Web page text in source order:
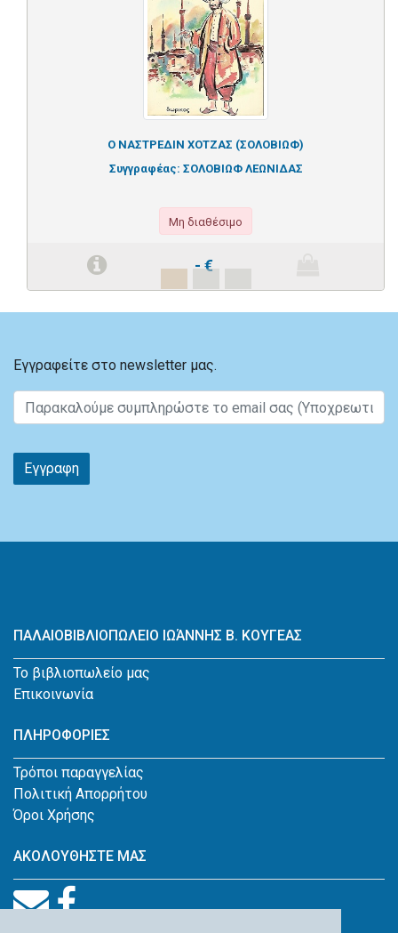
Ο ΝΑΣΤΡΕΔΙΝ ΧΟΤΖΑΣ (ΣΟΛΟΒΙΩΦ)
Συγγραφέας: ΣΟΛΟΒΙΩΦ ΛΕΩΝΙΔΑΣ
Μη διαθέσιμο
- €
Εγγραφείτε στο newsletter μας.
Εγγραφη
ΠΑΛΑΙΟΒΙΒΛΙΟΠΩΛΕΙΟ ΙΩΆΝΝΗΣ Β. ΚΟΥΓΕΑΣ
Το βιβλιοπωλείο μας
Επικοινωνία
ΠΛΗΡΟΦΟΡΙΕΣ
Τρόποι παραγγελίας
Πολιτική Απορρήτου
Όροι Χρήσης
ΑΚΟΛΟΥΘΗΣΤΕ ΜΑΣ